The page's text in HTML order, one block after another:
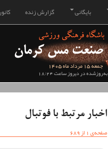
گزارش زنده بایگانی
جمعه 15 مرداد ماه 1405
به‌روزشده در دیروز ساعت 18:24
اخبار مرتبط با فوتبال
صفحه‌ی 1 از 689